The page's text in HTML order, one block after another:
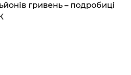
гривень – подробиці